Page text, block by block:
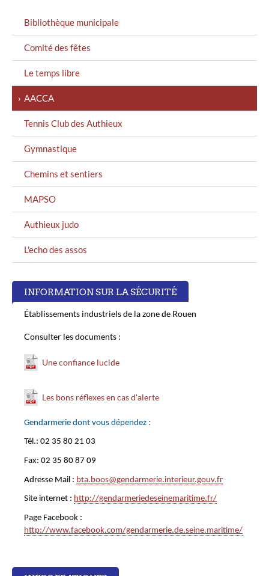
MENU
Bibliothèque municipale
Comité des fêtes
Le temps libre
AACCA
Tennis Club des Authieux
Gymnastique
Chemins et sentiers
MAPSO
Authieux judo
L'echo des assos
INFORMATION SUR LA SÉCURITÉ
Établissements industriels de la zone de Rouen
Consulter les documents :
Une confiance lucide
Les bons réflexes en cas d'alerte
Gendarmerie dont vous dépendez :
Tél.: 02 35 80 21 03
Fax: 02 35 80 87 09
Adresse Mail : bta.boos@gendarmerie.interieur.gouv.fr
Site internet : http://gendarmeriedeseinemaritime.fr/
Page Facebook :
http://www.facebook.com/gendarmerie.de.seine.maritime/